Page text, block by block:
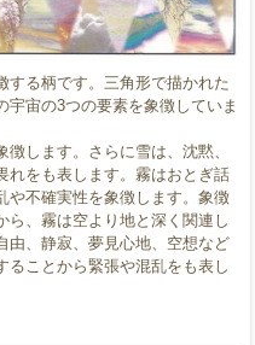
する柄です。三角形で描かれた
宙の3つの要素を象徴していま
します。さらに雪は、沈黙、
れをも表します。霧はおとぎ話
や不確実性を象徴します。象徴
ら、霧は空より地と深く関連し
由、静寂、夢見心地、空想など
ることから緊張や混乱をも表し